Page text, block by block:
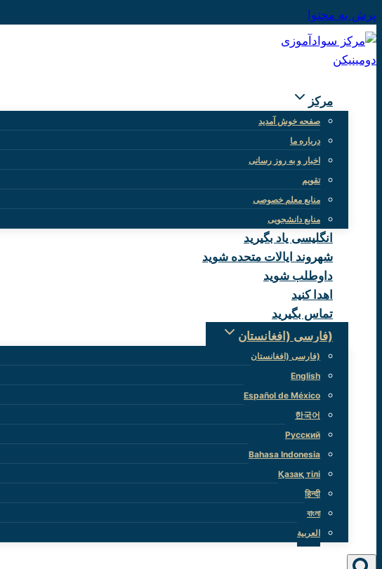
پرش به محتوا
مرکز
صفحه خوش آمدید
درباره ما
اخبار و به روز رسانی
تقویم
منابع معلم خصوصی
منابع دانشجویی
انگلیسی یاد بگیرید
شهروند ایالات متحده شوید
داوطلب شوید
اهدا کنید
تماس بگیرید
(فارسی (افغانستان
(فارسی (افغانستان
English
Español de México
한국어
Русский
Bahasa Indonesia
Қазақ тілі
हिन्दी
বাংলা
العربية